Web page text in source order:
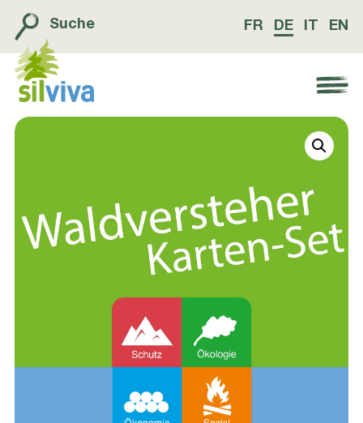
Suche FR DE EN
Navigation öffnen bzw. schliessen